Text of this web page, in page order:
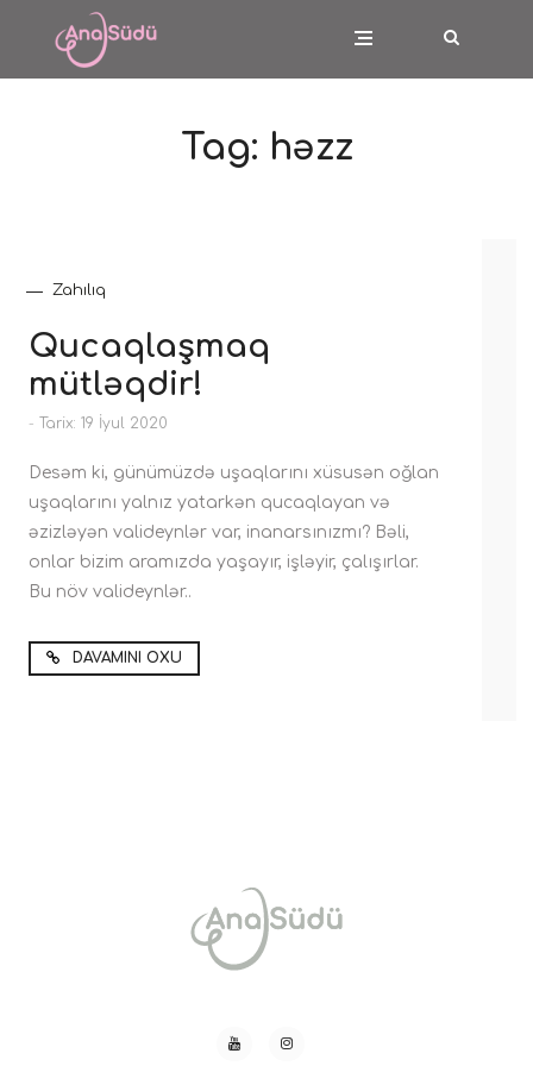
Tag: həzz
Zahılıq
Qucaqlaşmaq
mütləqdir!
- Tarix: 19 İyul 2020
Desəm ki, günümüzdə uşaqlarını xüsusən oğlan
uşaqlarını yalnız yatarkən qucaqlayan və
əzizləyən valideynlər var, inanarsınızmı? Bəli,
onlar bizim aramızda yaşayır, işləyir, çalışırlar.
Bu növ valideynlər..
DAVAMINI OXU